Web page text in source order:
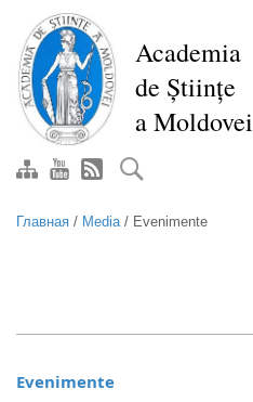
Перейти
основному
содержанию
Academia
de Științe
a Moldovei
Главная / Media/ Evenimente
Evenimente